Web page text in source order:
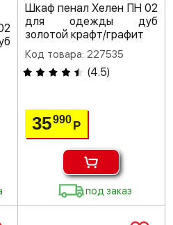
Шкаф пенал Хелен ПН 02
для одежды дуб
золотой крафт/графит
Код товара: 227535
(4.5)
35990 Р
под заказ